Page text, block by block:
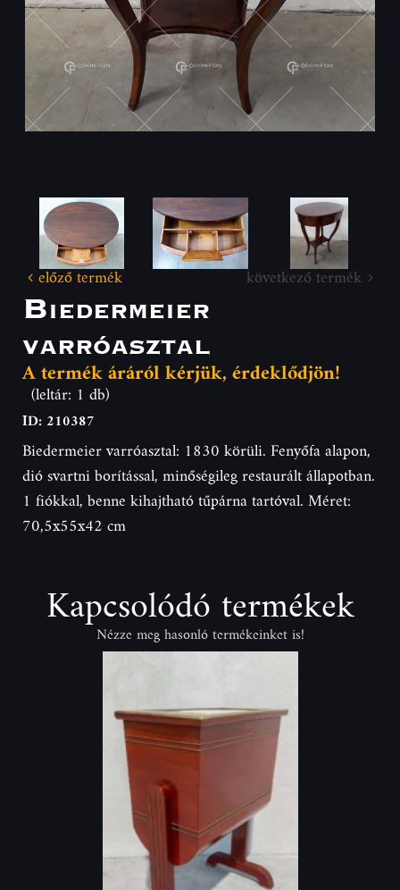
előző termék következő termék
Biedermeier
varróasztal
A termék áráról kérjük, érdeklődjön!
(leltár: 1 db)
ID: 210387
Biedermeier varróasztal: 1830 körüli. Fenyőfa alapon,
dió svartni borítással, minőségileg restaurált állapotban.
1 fiókkal, benne kihajtható tűpárna tartóval. Méret:
70,5x55x42 cm
Kapcsolódó termékek
Nézze meg hasonló termékeinket is!